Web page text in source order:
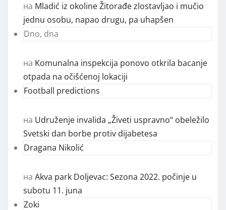
на Mladić iz okoline Žitorađe zlostavljao i mučio
jednu osobu, napao drugu, pa uhapšen
Dno, dna
на Komunalna inspekcija ponovo otkrila bacanje
otpada na očišćenoj lokaciji
Football predictions
на Udruženje invalida „Živeti uspravno“ obeležilo
Svetski dan borbe protiv dijabetesa
Dragana Nikolić
на Akva park Doljevac: Sezona 2022. počinje u
subotu 11. juna
Zoki